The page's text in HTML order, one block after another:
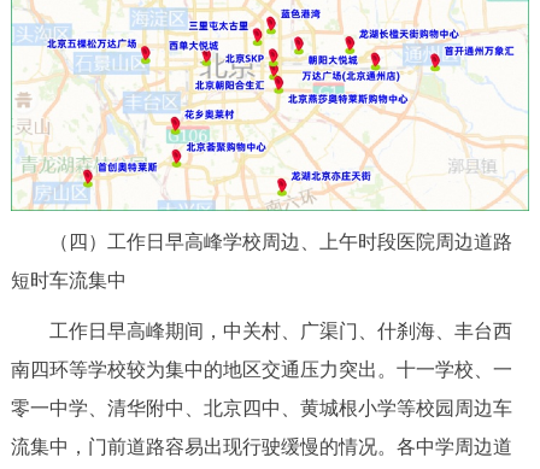
（四）工作日早高峰学校周边、上午时段医院周边道路
短时车流集中
工作日早高峰期间，中关村、广渠门、什刹海、丰台西
南四环等学校较为集中的地区交通压力突出。十一学校、一
零一中学、清华附中、北京四中、黄城根小学等校园周边车
流集中，门前道路容易出现行驶缓慢的情况。各中学周边道